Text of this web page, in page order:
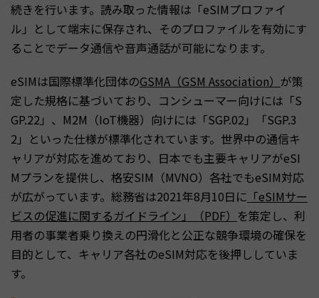
続きを行います。読み取った情報は「eSIMプロファイ
ル」として端末に保存され、そのプロファイルを有効にす
ることでデータ通信や音声通話が可能になります。
eSIMは国際標準化団体のGSMA（GSM Association） が策
定した規格に基づいており、コンシューマー向けには「S
GP.22」、M2M（IoT機器）向けには「SGP.02」「SGP.3
2」といった仕様が標準化されています。世界中の通信キ
ャリアが対応を進めており、日本でも主要キャリアがeSI
Mプランを提供し、格安SIM（MVNO）各社でもeSIM対応
が広がっています。総務省は2021年8月10日に 「eSIMサー
ビスの促進に関するガイドライン」（PDF） を策定し、利
用者の事業者乗り換えの円滑化と公正な競争環境の確保を
目的として、キャリア各社のeSIM対応を後押ししていま
す。